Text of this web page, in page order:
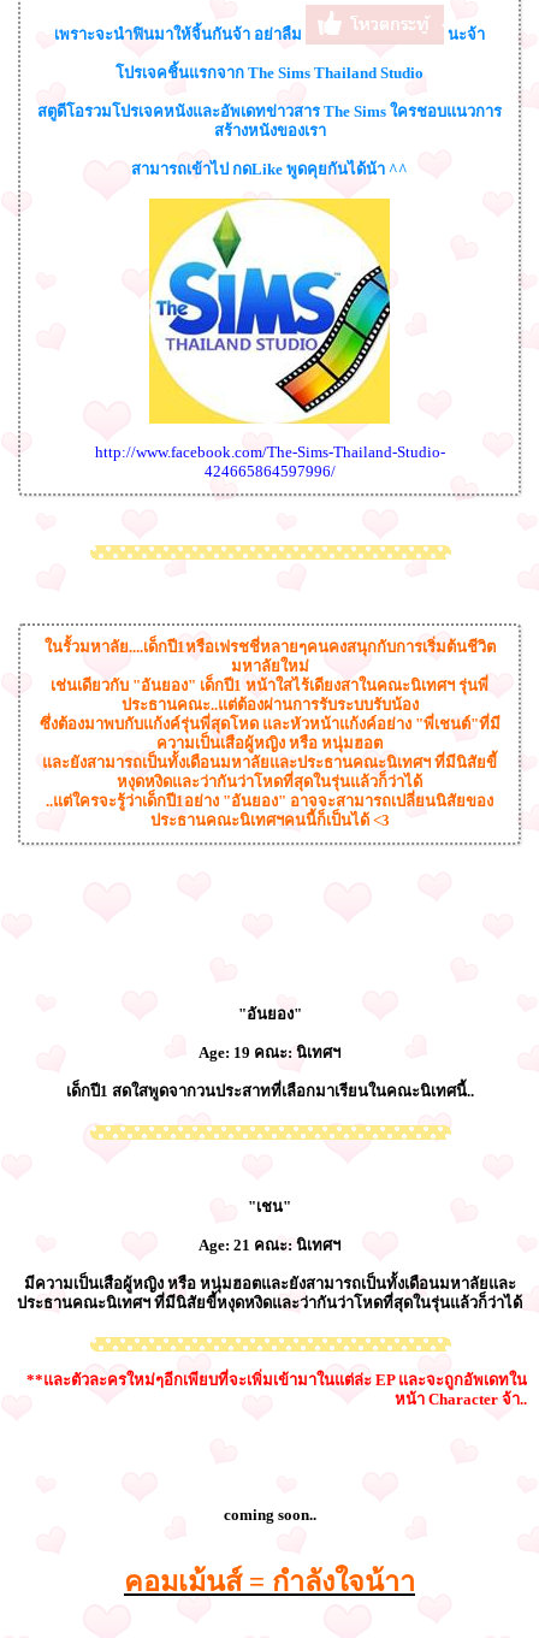
เพราะจะนำฟินมาให้จิ้นกันจ้า อย่าลืม นะจ้า
โปรเจคชิ้นแรกจาก The Sims Thailand Studio
สตูดีโอรวมโปรเจคหนังและอัพเดทข่าวสาร The Sims ใครชอบแนวการ
สร้างหนังของเรา
สามารถเข้าไป กดLike พูดคุยกันได้น้า ^^
http://www.facebook.com/The-Sims-Thailand-Studio-
424665864597996/
ในรั้วมหาลัย....เด็กปี1หรือเฟรชชี่หลายๆคนคงสนุกกับการเริ่มต้นชีวิต
มหาลัยใหม่
เช่นเดียวกับ "อันยอง" เด็กปี1 หน้าใสไร้เดียงสาในคณะนิเทศฯ รุ่นพี่
ประธานคณะ..แต่ต้องผ่านการรับระบบรับน้อง
ซึ่งต้องมาพบกับแก้งค์รุ่นพี่สุดโหด และหัวหน้าแก้งค์อย่าง "พี่เชนต์"ที่มี
ความเป็นเสือผู้หญิง หรือ หนุ่มฮอต
และยังสามารถเป็นทั้งเดือนมหาลัยและประธานคณะนิเทศฯ ที่มีนิสัยขี้
หงุดหงิดและว่ากันว่าโหดที่สุดในรุ่นแล้วก็ว่าได้
..แต่ใครจะรู้ว่าเด็กปี1อย่าง "อันยอง" อาจจะสามารถเปลี่ยนนิสัยของ
ประธานคณะนิเทศฯคนนี้ก็เป็นได้ <3
"อันยอง"
Age: 19 คณะ: นิเทศฯ
เด็กปี1 สดใสพูดจากวนประสาทที่เลือกมาเรียนในคณะนิเทศนี้..
"เชน"
Age: 21 คณะ: นิเทศฯ
มีความเป็นเสือผู้หญิง หรือ หนุ่มฮอตและยังสามารถเป็นทั้งเดือนมหาลัยและ
ประธานคณะนิเทศฯ ที่มีนิสัยขี้หงุดหงิดและว่ากันว่าโหดที่สุดในรุ่นแล้วก็ว่าได้
**และตัวละครใหม่ๆอีกเพียบที่จะเพิ่มเข้ามาในแต่ล่ะ EP และจะถูกอัพเดทใน
หน้า Character จ้า..
coming soon..
คอมเม้นส์ = กำลังใจน้าา